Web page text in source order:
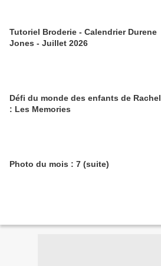
Tutoriel Broderie - Calendrier Durene
Jones - Juillet 2026
Défi du monde des enfants de Rachel
: Les Memories
Photo du mois : 7 (suite)